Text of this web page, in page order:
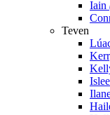
Iain
Teven